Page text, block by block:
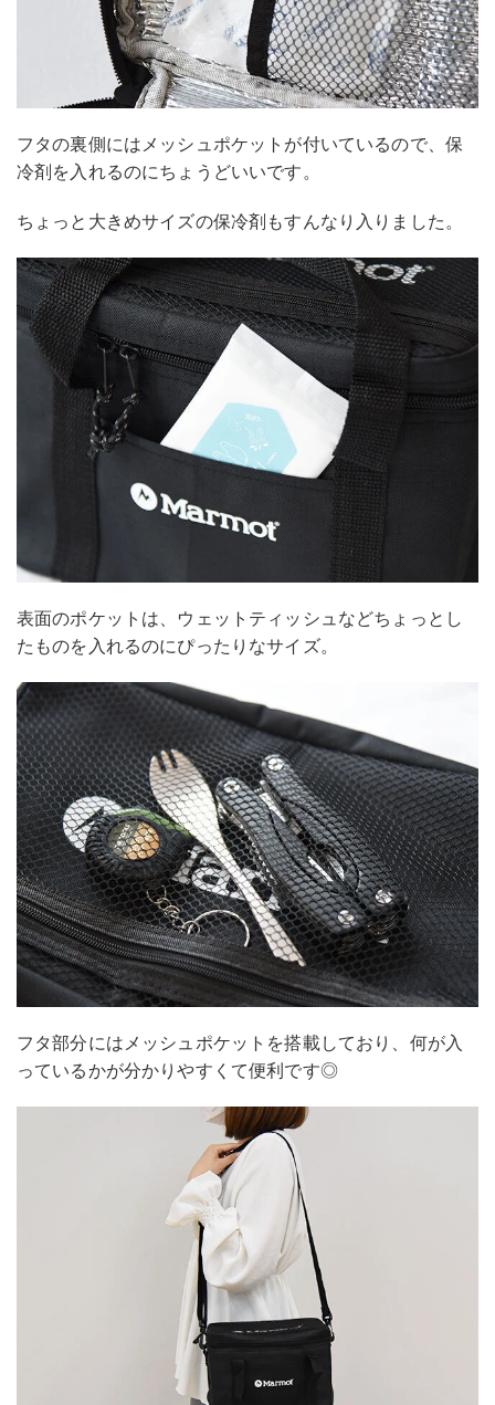
フタの裏側にはメッシュポケットが付いているので、保
冷剤を入れるのにちょうどいいです。
ちょっと大きめサイズの保冷剤もすんなり入りました。
表面のポケットは、ウェットティッシュなどちょっとし
たものを入れるのにぴったりなサイズ。
フタ部分にはメッシュポケットを搭載しており、何が入
っているかが分かりやすくて便利です◎